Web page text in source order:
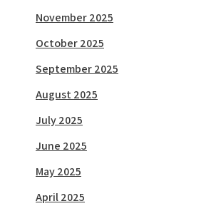
November 2025
October 2025
September 2025
August 2025
July 2025
June 2025
May 2025
April 2025